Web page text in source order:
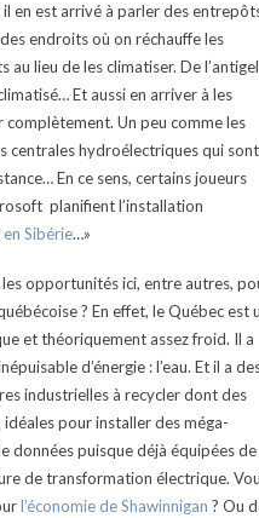
en est arrivé à parler des
endroits où on réchauffe les
au lieu de les climatiser. De
Et aussi en arriver à les
complètement. Un peu comme les
centrales hydroélectriques qui sont
En ce sens, certains joueurs
planifient l’installation
en Sibérie…»
opportunités ici, entre autres,
? En effet, le Québec est
et théoriquement assez froid. Il a
d’énergie : l’eau. Et il a
industrielles à recycler dont des
idéales pour installer des méga-
données puisque déjà équipées de
de transformation électrique.
l’économie de Shawinnigan ? Ou